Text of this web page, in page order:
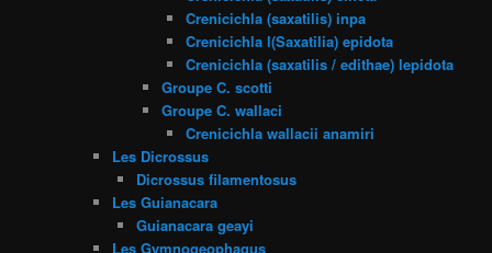
Crenicichla (saxatilis) inpa
Crenicichla l(Saxatilia) epidota
Crenicichla (saxatilis / edithae) lepidota
Groupe C. scotti
Groupe C. wallaci
Crenicichla wallacii anamiri
Les Dicrossus
Dicrossus filamentosus
Les Guianacara
Guianacara geayi
Les Gymnogeophagus